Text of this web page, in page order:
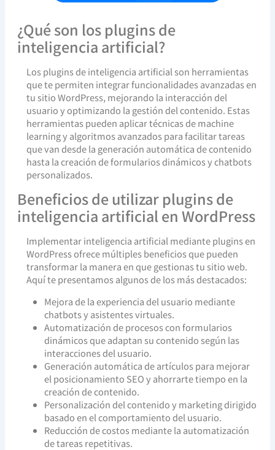
¿Qué son los plugins de
inteligencia artificial?
Los plugins de inteligencia artificial son herramientas
que te permiten integrar funcionalidades avanzadas en
tu sitio WordPress, mejorando la interacción del
usuario y optimizando la gestión del contenido. Estas
herramientas pueden aplicar técnicas de machine
learning y algoritmos avanzados para facilitar tareas
que van desde la generación automática de contenido
hasta la creación de formularios dinámicos y chatbots
personalizados.
Beneficios de utilizar plugins de
inteligencia artificial en WordPress
Implementar inteligencia artificial mediante plugins en
WordPress ofrece múltiples beneficios que pueden
transformar la manera en que gestionas tu sitio web.
Aquí te presentamos algunos de los más destacados:
Mejora de la experiencia del usuario mediante
chatbots y asistentes virtuales.
Automatización de procesos con formularios
dinámicos que adaptan su contenido según las
interacciones del usuario.
Generación automática de artículos para mejorar
el posicionamiento SEO y ahorrarte tiempo en la
creación de contenido.
Personalización del contenido y marketing dirigido
basado en el comportamiento del usuario.
Reducción de costos mediante la automatización
de tareas repetitivas.